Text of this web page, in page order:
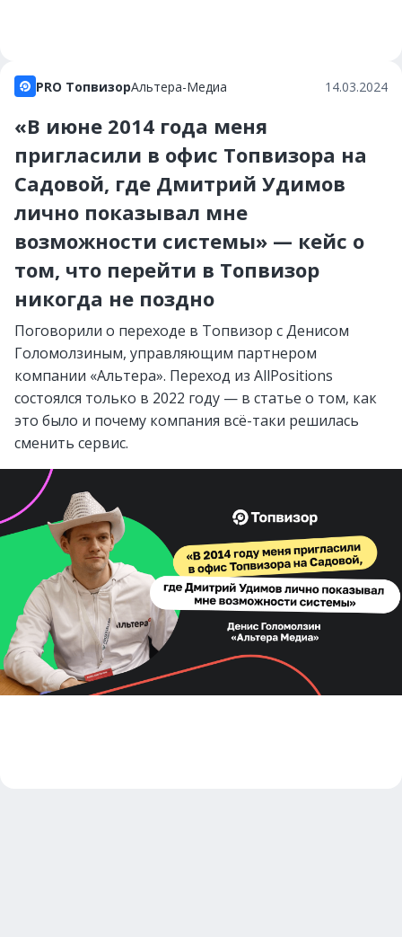
PRO ТопвизорАльтера-Медиа 14.03.2024
«В июне 2014 года меня
пригласили в офис Топвизора на
Садовой, где Дмитрий Удимов
лично показывал мне
возможности системы» — кейс о
том, что перейти в Топвизор
никогда не поздно
Поговорили о переходе в Топвизор с Денисом
Голомолзиным, управляющим партнером
компании «Альтера». Переход из AllPositions
состоялся только в 2022 году — в статье о том, как
это было и почему компания всё-таки решилась
сменить сервис.